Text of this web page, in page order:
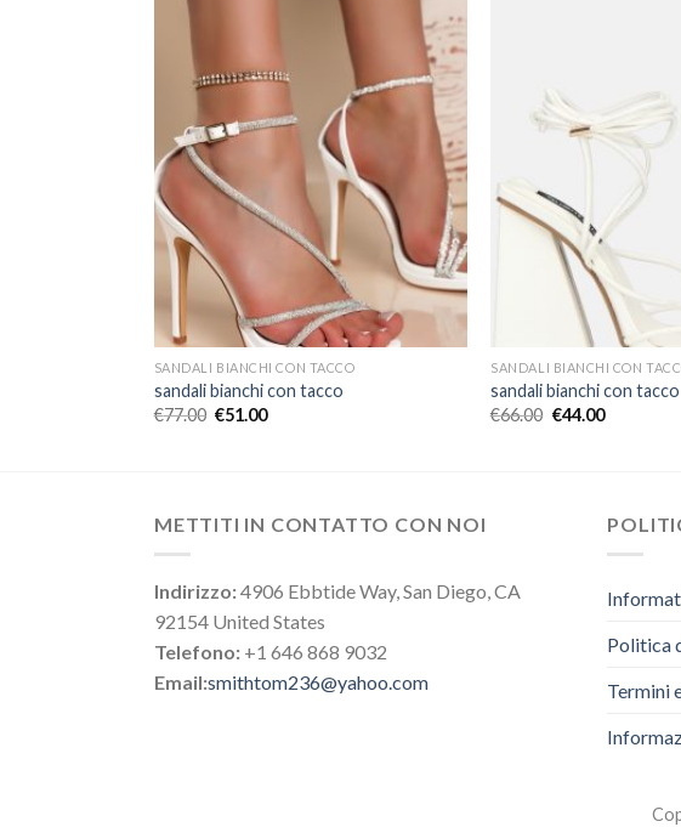
SANDALI BIANCHI CON TACCO
sandali bianchi con tacco
€77.00 €51.00
SANDALI BIANCHI CON
sandali bianchi con tacco
€66.00 €44.00
METTITI IN CONTATTO CON NOI
Indirizzo:4906 Ebbtide Way, San Diego, CA
92154 United States
Telefono: +1 646 868 9032
Email:smithtom236@yahoo.com
Politica
Termini